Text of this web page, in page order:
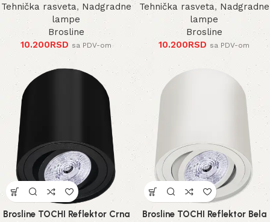
Tehnička rasveta, Nadgradne
lampe
Brosline
10.200RSD sa PDV-om
Tehnička rasveta, Nadgradne
lampe
Brosline
10.200RSD sa PDV-om
Brosline TOCHI Reflektor Crna Brosline TOCHI Reflektor Bela